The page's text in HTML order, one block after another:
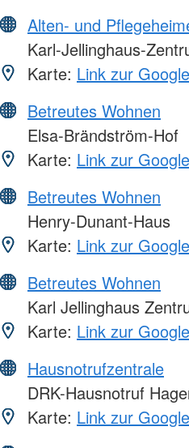
Alten- und
Karl-Jellinghaus-
Karte: Link zur
Betreutes Wohnen
Elsa-Brändström-Hof
Karte: Link zur
Betreutes Wohnen
Henry-Dunant-Haus
Karte: Link zur
Betreutes Wohnen
Karl Jellinghaus
Karte: Link zur
Hausnotrufzentrale
DRK-Hausnotruf
Karte: Link zur